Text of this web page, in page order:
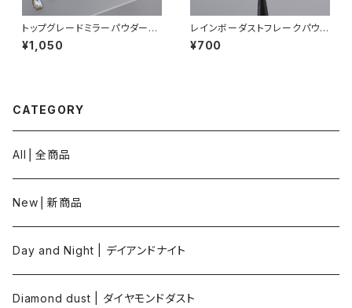
トップグレードミラーパウダー：T
he Pearl
¥1,050
レインボーダストフレークパウダ
ー
¥700
CATEGORY
All⎪全商品
New⎪新商品
Day and Night | デイアンドナイト
Diamond dust | ダイヤモンドダスト